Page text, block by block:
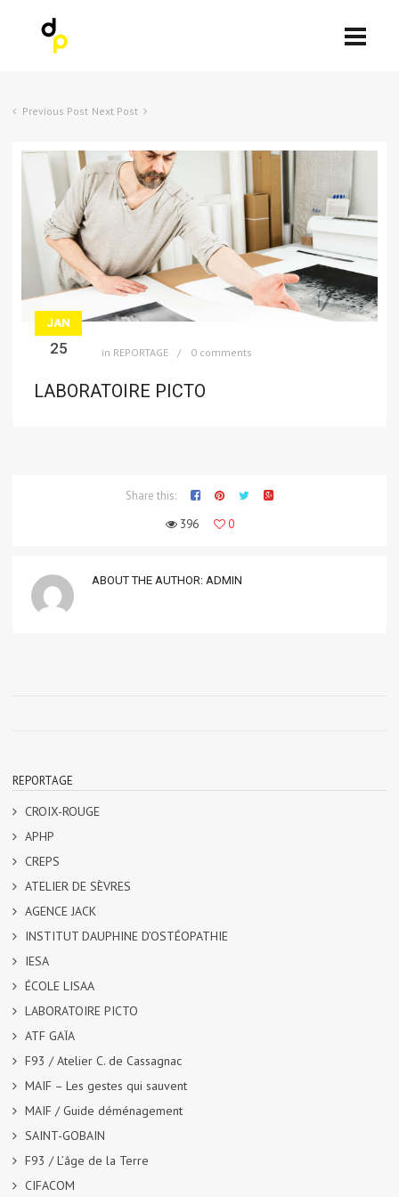
Previous Post Next Post
JAN
25 in REPORTAGE 0 comments
LABORATOIRE PICTO
Share this:
396
0
ABOUT THE AUTHOR: ADMIN
REPORTAGE
CROIX-ROUGE
APHP
CREPS
ATELIER DE SÈVRES
AGENCE JACK
INSTITUT DAUPHINE D’OSTÉOPATHIE
IESA
ÉCOLE LISAA
LABORATOIRE PICTO
ATF GAÏA
F93 / Atelier C. de Cassagnac
MAIF – Les gestes qui sauvent
MAIF / Guide déménagement
SAINT-GOBAIN
F93 / L’âge de la Terre
CIFACOM